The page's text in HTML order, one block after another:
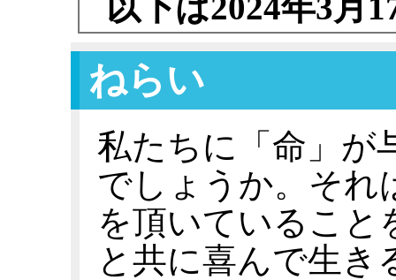
ねらい
私たちに「命」が
でしょうか。それ
を頂いていること
と共に喜んで生き